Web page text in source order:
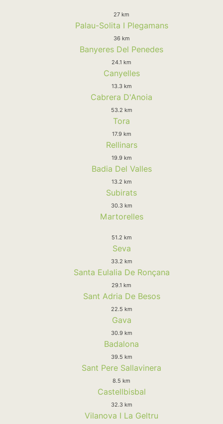
27 km
Palau-Solita I Plegamans
36 km
Banyeres Del Penedes
24.1 km
Canyelles
13.3 km
Cabrera D'Anoia
53.2 km
Tora
17.9 km
Rellinars
19.9 km
Badia Del Valles
13.2 km
Subirats
30.3 km
Martorelles
51.2 km
Seva
33.2 km
Santa Eulalia De Ronçana
29.1 km
Sant Adria De Besos
22.5 km
Gava
30.9 km
Badalona
39.5 km
Sant Pere Sallavinera
8.5 km
Castellbisbal
32.3 km
Vilanova I La Geltru